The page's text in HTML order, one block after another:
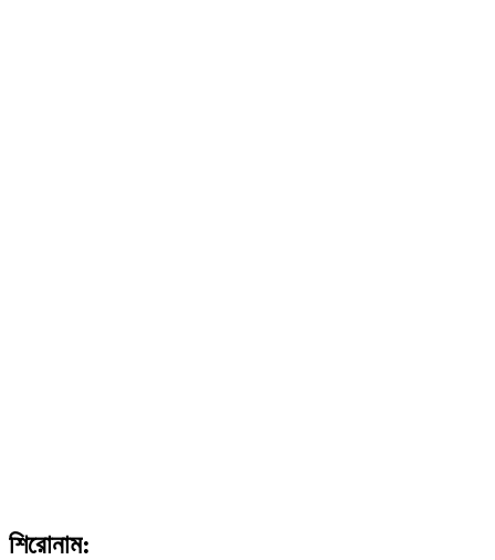
শিরোনাম: